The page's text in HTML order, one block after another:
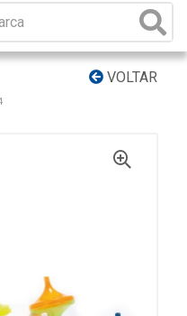
VOLTAR